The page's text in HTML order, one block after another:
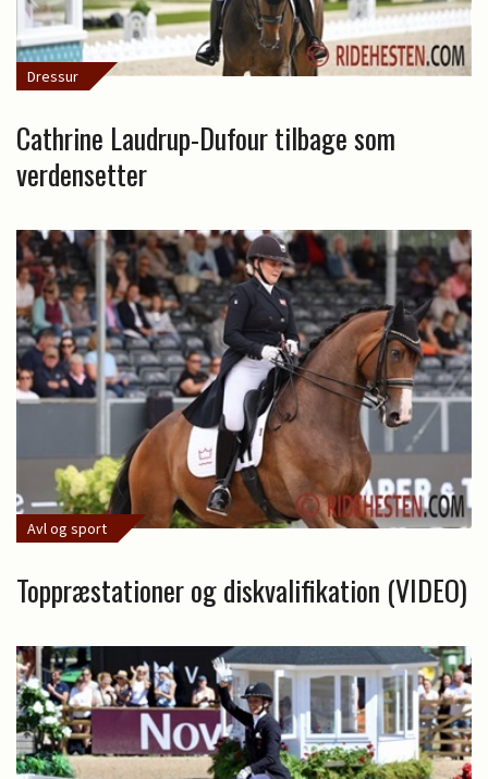
Dressur
Cathrine Laudrup-Dufour tilbage som
verdensetter
Avl og sport
Toppræstationer og diskvalifikation (VIDEO)